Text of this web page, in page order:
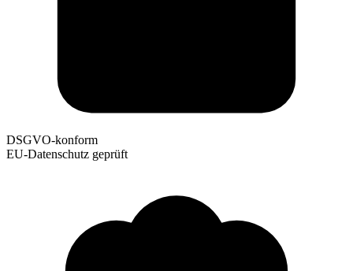
DSGVO-konform
EU-Datenschutz geprüft